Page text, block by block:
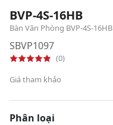
BVP-4S-16HB
Bàn Văn Phòng BVP-4S-16HB
SBVP1097
(0)
Giá tham khảo
Phân loại